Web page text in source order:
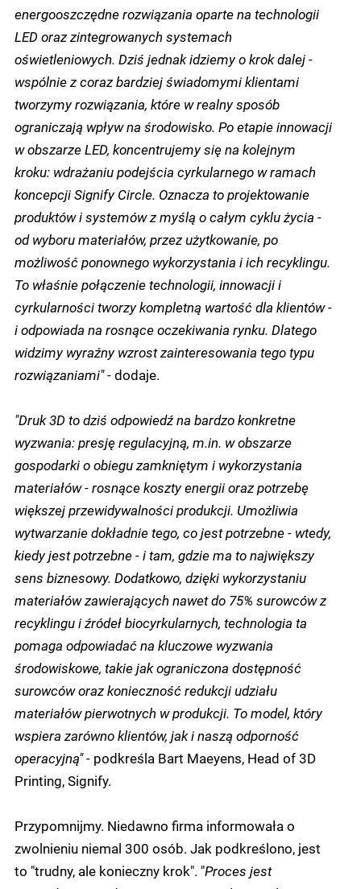
energooszczędne rozwiązania oparte na technologii
LED oraz zintegrowanych systemach
oświetleniowych. Dziś jednak idziemy o krok dalej -
wspólnie z coraz bardziej świadomymi klientami
tworzymy rozwiązania, które w realny sposób
ograniczają wpływ na środowisko. Po etapie innowacji
w obszarze LED, koncentrujemy się na kolejnym
kroku: wdrażaniu podejścia cyrkularnego w ramach
koncepcji Signify Circle. Oznacza to projektowanie
produktów i systemów z myślą o całym cyklu życia -
od wyboru materiałów, przez użytkowanie, po
możliwość ponownego wykorzystania i ich recyklingu.
To właśnie połączenie technologii, innowacji i
cyrkularności tworzy kompletną wartość dla klientów -
i odpowiada na rosnące oczekiwania rynku. Dlatego
widzimy wyraźny wzrost zainteresowania tego typu
rozwiązaniami"- dodaje.
"Druk 3D to dziś odpowiedź na bardzo konkretne
wyzwania: presję regulacyjną, m.in. w obszarze
gospodarki o obiegu zamkniętym i wykorzystania
materiałów - rosnące koszty energii oraz potrzebę
większej przewidywalności produkcji. Umożliwia
wytwarzanie dokładnie tego, co jest potrzebne - wtedy,
kiedy jest potrzebne - i tam, gdzie ma to największy
sens biznesowy. Dodatkowo, dzięki wykorzystaniu
materiałów zawierających nawet do 75% surowców z
recyklingu i źródeł biocyrkularnych, technologia ta
pomaga odpowiadać na kluczowe wyzwania
środowiskowe, takie jak ograniczona dostępność
surowców oraz konieczność redukcji udziału
materiałów pierwotnych w produkcji. To model, który
wspiera zarówno klientów, jak i naszą odporność
operacyjną" - podkreśla Bart Maeyens, Head of 3D
Printing, Signify.
Przypomnijmy. Niedawno firma informowała o
zwolnieniu niemal 300 osób. Jak podkreślono, jest
to "trudny, ale konieczny krok". "Proces jest